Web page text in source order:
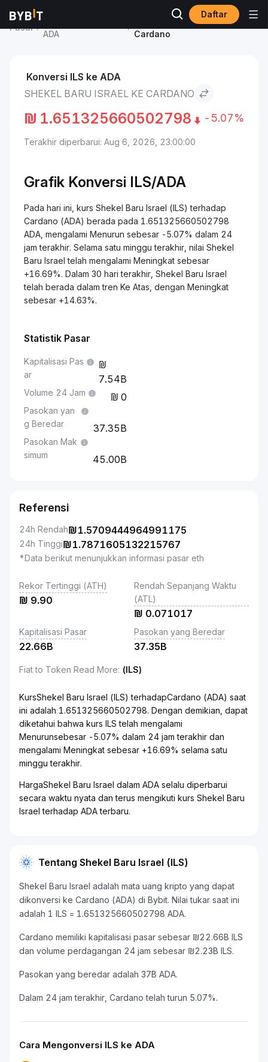
Daftar
Pasar
ADA
Shekel Baru Israel to
Cardano
Konversi ILS ke ADA
SHEKEL BARU ISRAEL KE CARDANO
₪ 1.651325660502798 -5.07%
Terakhir diperbarui: Aug 6, 2026, 23:00:00
Grafik Konversi ILS/ADA
Pada hari ini, kurs Shekel Baru Israel (ILS) terhadap
Cardano (ADA) berada pada 1.651325660502798
ADA, mengalami Menurun sebesar -5.07% dalam 24
jam terakhir. Selama satu minggu terakhir, nilai Shekel
Baru Israel telah mengalami Meningkat sebesar
+16.69%. Dalam 30 hari terakhir, Shekel Baru Israel
telah berada dalam tren Ke Atas, dengan Meningkat
sebesar +14.63%.
Statistik Pasar
Kapitalisasi Pas
ar
7.54B
Volume 24 Jam 0
Pasokan yan
g Beredar
37.35B
Pasokan Mak
simum
45.00B
Referensi
24h Rendah₪1.5709444964991175
24h Tinggi₪1.7871605132215767
*Data berikut menunjukkan informasi pasar eth
Rekor Tertinggi (ATH)
₪ 9.90
Rendah Sepanjang Waktu
(ATL)
₪ 0.071017
Kapitalisasi Pasar
22.66B
Pasokan yang Beredar
37.35B
Fiat to Token Read More: (ILS)
KursShekel Baru Israel (ILS) terhadapCardano (ADA) saat
ini adalah 1.651325660502798. Dengan demikian, dapat
diketahui bahwa kurs ILS telah mengalami
Menurunsebesar -5.07% dalam 24 jam terakhir dan
mengalami Meningkat sebesar +16.69% selama satu
minggu terakhir.
HargaShekel Baru Israel dalam ADA selalu diperbarui
secara waktu nyata dan terus mengikuti kurs Shekel Baru
Israel terhadap ADA terbaru.
Tentang Shekel Baru Israel (ILS)
Shekel Baru Israel adalah mata uang kripto yang dapat
dikonversi ke Cardano (ADA) di Bybit. Nilai tukar saat ini
adalah 1 ILS = 1.651325660502798 ADA.
Cardano memiliki kapitalisasi pasar sebesar ₪22.66B ILS
dan volume perdagangan 24 jam sebesar ₪2.23B ILS.
Pasokan yang beredar adalah 37B ADA.
Dalam 24 jam terakhir, Cardano telah turun 5.07%.
Cara Mengonversi ILS ke ADA